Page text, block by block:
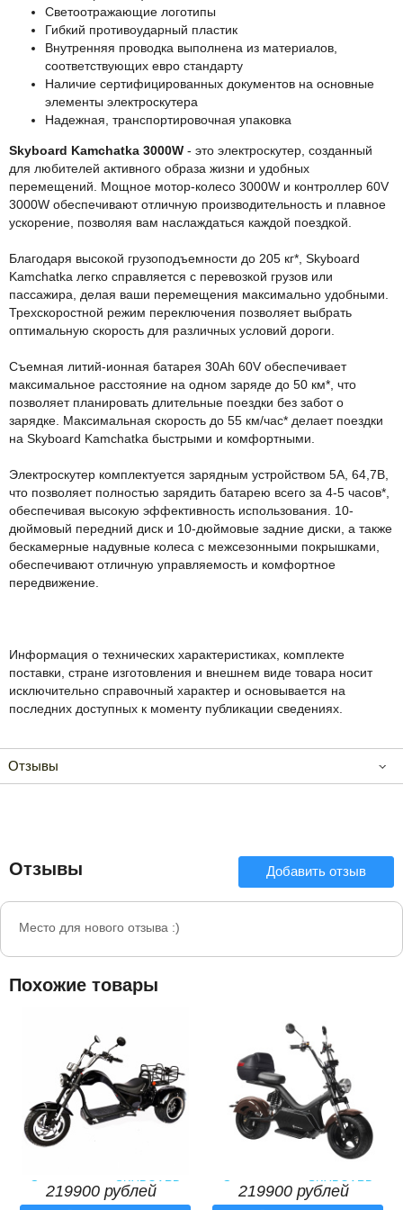
Светоотражающие логотипы
Гибкий противоударный пластик
Внутренняя проводка выполнена из материалов,
соответствующих евро стандарту
Наличие сертифицированных документов на основные
элементы электроскутера
Надежная, транспортировочная упаковка
Skyboard Kamchatka 3000W - это электроскутер, созданный
для любителей активного образа жизни и удобных
перемещений. Мощное мотор-колесо 3000W и контроллер 60V
3000W обеспечивают отличную производительность и плавное
ускорение, позволяя вам наслаждаться каждой поездкой.
Благодаря высокой грузоподъемности до 205 кг*, Skyboard
Kamchatka легко справляется с перевозкой грузов или
пассажира, делая ваши перемещения максимально удобными.
Трехскоростной режим переключения позволяет выбрать
оптимальную скорость для различных условий дороги.
Съемная литий-ионная батарея 30Аh 60V обеспечивает
максимальное расстояние на одном заряде до 50 км*, что
позволяет планировать длительные поездки без забот о
зарядке. Максимальная скорость до 55 км/час* делает поездки
на Skyboard Kamchatka быстрыми и комфортными.
Электроскутер комплектуется зарядным устройством 5A, 64,7B,
что позволяет полностью зарядить батарею всего за 4-5 часов*,
обеспечивая высокую эффективность использования. 10-
дюймовый передний диск и 10-дюймовые задние диски, а также
бескамерные надувные колеса с межсезонными покрышками,
обеспечивают отличную управляемость и комфортное
передвижение.
Информация о технических характеристиках, комплекте
поставки, стране изготовления и внешнем виде товара носит
исключительно справочный характер и основывается на
последних доступных к моменту публикации сведениях.
Отзывы
Отзывы Добавить отзыв
Место для нового отзыва :)
Похожие товары
Электроскутер SKYBOARD
TRIKE CHOPPER-4000 Dnepr
219900 рублей
Электроскутер SKYBOARD
BR50-3000 PRO
219900 рублей